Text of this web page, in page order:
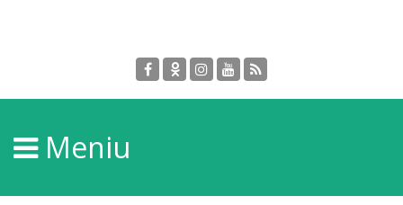
DGPDC
Informații
despre
Meniu